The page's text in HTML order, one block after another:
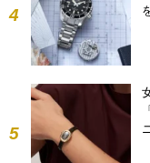
4
5